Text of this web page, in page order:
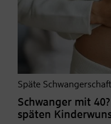
Späte Schwangerschaft
Schwanger mit
späten